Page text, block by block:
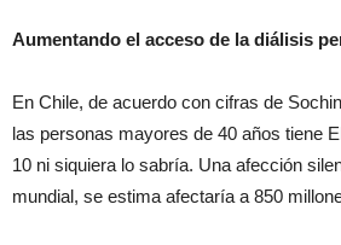
Aumentando el acceso de la diálisis
En Chile, de acuerdo con cifras de
las personas mayores de 40 años tiene
10 ni siquiera lo sabría. Una afección
mundial, se estima afectaría a 850